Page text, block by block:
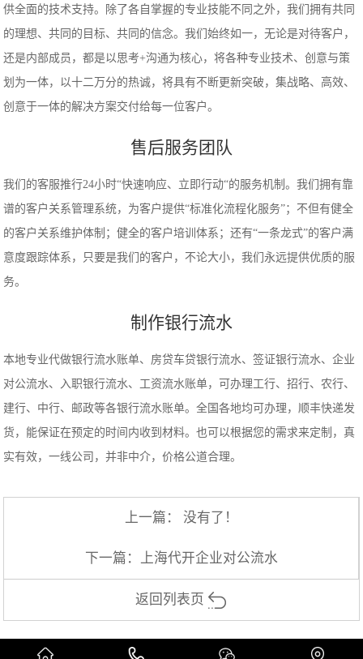
供全面的技术支持。除了各自掌握的专业技能不同之外，我们拥有共同
的理想、共同的目标、共同的信念。我们始终如一，无论是对待客户，
还是内部成员，都是以思考+沟通为核心，将各种专业技术、创意与策
划为一体，以十二万分的热诚，将具有不断更新突破，集战略、高效、
创意于一体的解决方案交付给每一位客户。
售后服务团队
我们的客服推行24小时“快速响应、立即行动“的服务机制。我们拥有靠
谱的客户关系管理系统，为客户提供“标准化流程化服务”；不但有健全
的客户关系维护体制；健全的客户培训体系；还有“一条龙式”的客户满
意度跟踪体系，只要是我们的客户，不论大小，我们永远提供优质的服
务。
制作银行流水
本地专业代做银行流水账单、房贷车贷银行流水、签证银行流水、企业
对公流水、入职银行流水、工资流水账单，可办理工行、招行、农行、
建行、中行、邮政等各银行流水账单。全国各地均可办理，顺丰快递发
货，能保证在预定的时间内收到材料。也可以根据您的需求来定制，真
实有效，一线公司，并非中介，价格公道合理。
上一篇： 没有了！
下一篇： 上海代开企业对公流水
返回列表页